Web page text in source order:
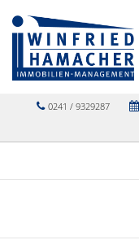
0241 / 9329287